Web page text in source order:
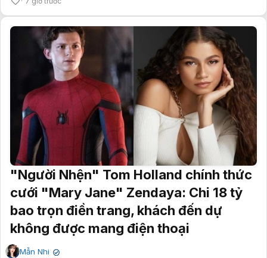
"Người Nhện" Tom Holland chính thức
cưới "Mary Jane" Zendaya: Chi 18 tỷ
bao trọn điền trang, khách đến dự
không được mang điện thoại
Mẫn Nhi ✔